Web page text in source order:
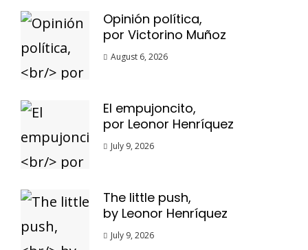
Opinión política,
por Victorino Muñoz
August 6, 2026
El empujoncito,
por Leonor Henríquez
July 9, 2026
The little push,
by Leonor Henríquez
July 9, 2026